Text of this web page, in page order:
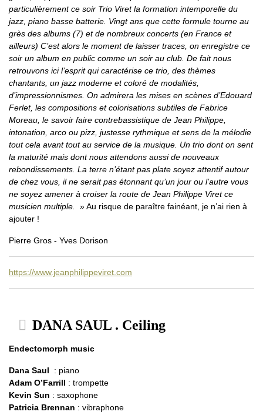
particulièrement ce soir Trio Viret la formation intemporelle du
jazz, piano basse batterie. Vingt ans que cette formule tourne au
grès des albums (7) et de nombreux concerts (en France et
ailleurs) C’est alors le moment de laisser traces, on enregistre ce
soir un album en public comme un soir au club. De fait nous
retrouvons ici l’esprit qui caractérise ce trio, des thèmes
chantants, un jazz moderne et coloré de modalités,
d’impressionnismes. On admirera les mises en scènes d’Edouard
Ferlet, les compositions et colorisations subtiles de Fabrice
Moreau, le savoir faire contrebassistique de Jean Philippe,
intonation, arco ou pizz, justesse rythmique et sens de la mélodie
tout cela avant tout au service de la musique. Un trio dont on sent
la maturité mais dont nous attendons aussi de nouveaux
rebondissements. La terre n’étant pas plate soyez attentif autour
de chez vous, il ne serait pas étonnant qu’un jour ou l’autre vous
ne soyez amener à croiser la route de Jean Philippe Viret ce
musicien multiple.
» Au risque de paraître fainéant, je n’ai rien à
ajouter !
Pierre Gros - Yves Dorison
https://www.jeanphilippeviret.com
DANA SAUL . Ceiling
Endectomorph music
Dana Saul
: piano
Adam O’Farrill : trompette
Kevin Sun : saxophone
Patricia Brennan : vibraphone